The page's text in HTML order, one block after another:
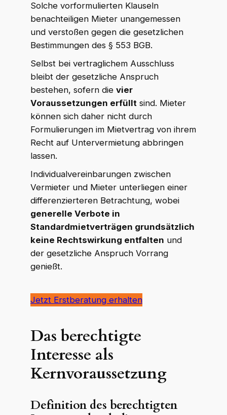
Solche vorformulierten Klauseln
benachteiligen Mieter unangemessen
und verstoßen gegen die gesetzlichen
Bestimmungen des § 553 BGB.
Selbst bei vertraglichem Ausschluss
bleibt der gesetzliche Anspruch
bestehen, sofern die vier
Voraussetzungen erfülltsind. Mieter
können sich daher nicht durch
Formulierungen im Mietvertrag von ihrem
Recht auf Untervermietung abbringen
lassen.
Individualvereinbarungen zwischen
Vermieter und Mieter unterliegen einer
differenzierteren Betrachtung, wobei
generelle Verbote in
Standardmietverträgen grundsätzlich
keine Rechtswirkung entfalten und
der gesetzliche Anspruch Vorrang
genießt.
Jetzt Erstberatung erhalten
Das berechtigte
Interesse als
Kernvoraussetzung
Definition des berechtigten